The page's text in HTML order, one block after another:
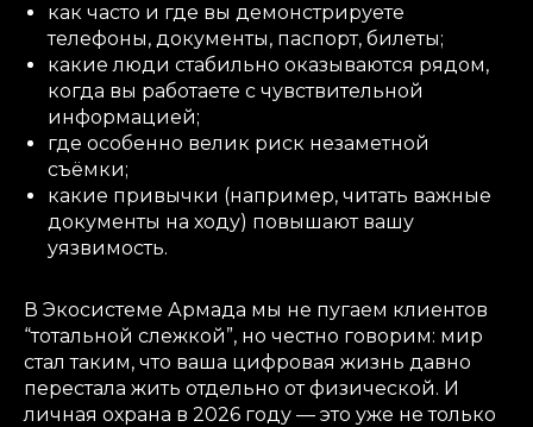
как часто и где вы демонстрируете
телефоны, документы, паспорт, билеты;
какие люди стабильно оказываются рядом,
когда вы работаете с чувствительной
информацией;
где особенно велик риск незаметной
съёмки;
какие привычки (например, читать важные
документы на ходу) повышают вашу
уязвимость.
В Экосистеме Армада мы не пугаем клиентов
“тотальной слежкой”, но честно говорим: мир
стал таким, что ваша цифровая жизнь давно
перестала жить отдельно от физической. И
личная охрана в 2026 году — это уже не только